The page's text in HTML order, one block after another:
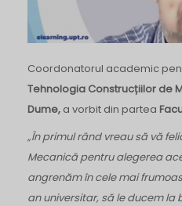
Coordonatorul academic
Tehnologia Construcțiilor de
Dume, a vorbit din partea
„În primul rând vreau să vă
Mecanică pentru alegerea
angrenăm în cele mai
an universitar, să le ducem la